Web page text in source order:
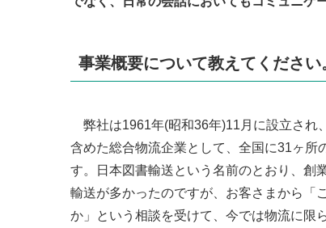
事業概要について教えてください
弊社は1961年(昭和36年)11月に設立され
含めた総合物流企業として、全国に31ヶ所
す。日本図書輸送という名前のとおり、創
輸送が多かったのですが、お客さまから「
か」という相談を受けて、今では物流に限